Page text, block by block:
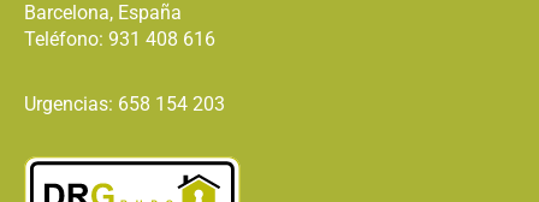
Barcelona, España
Teléfono: 931 408 616
Urgencias: 658 154 203